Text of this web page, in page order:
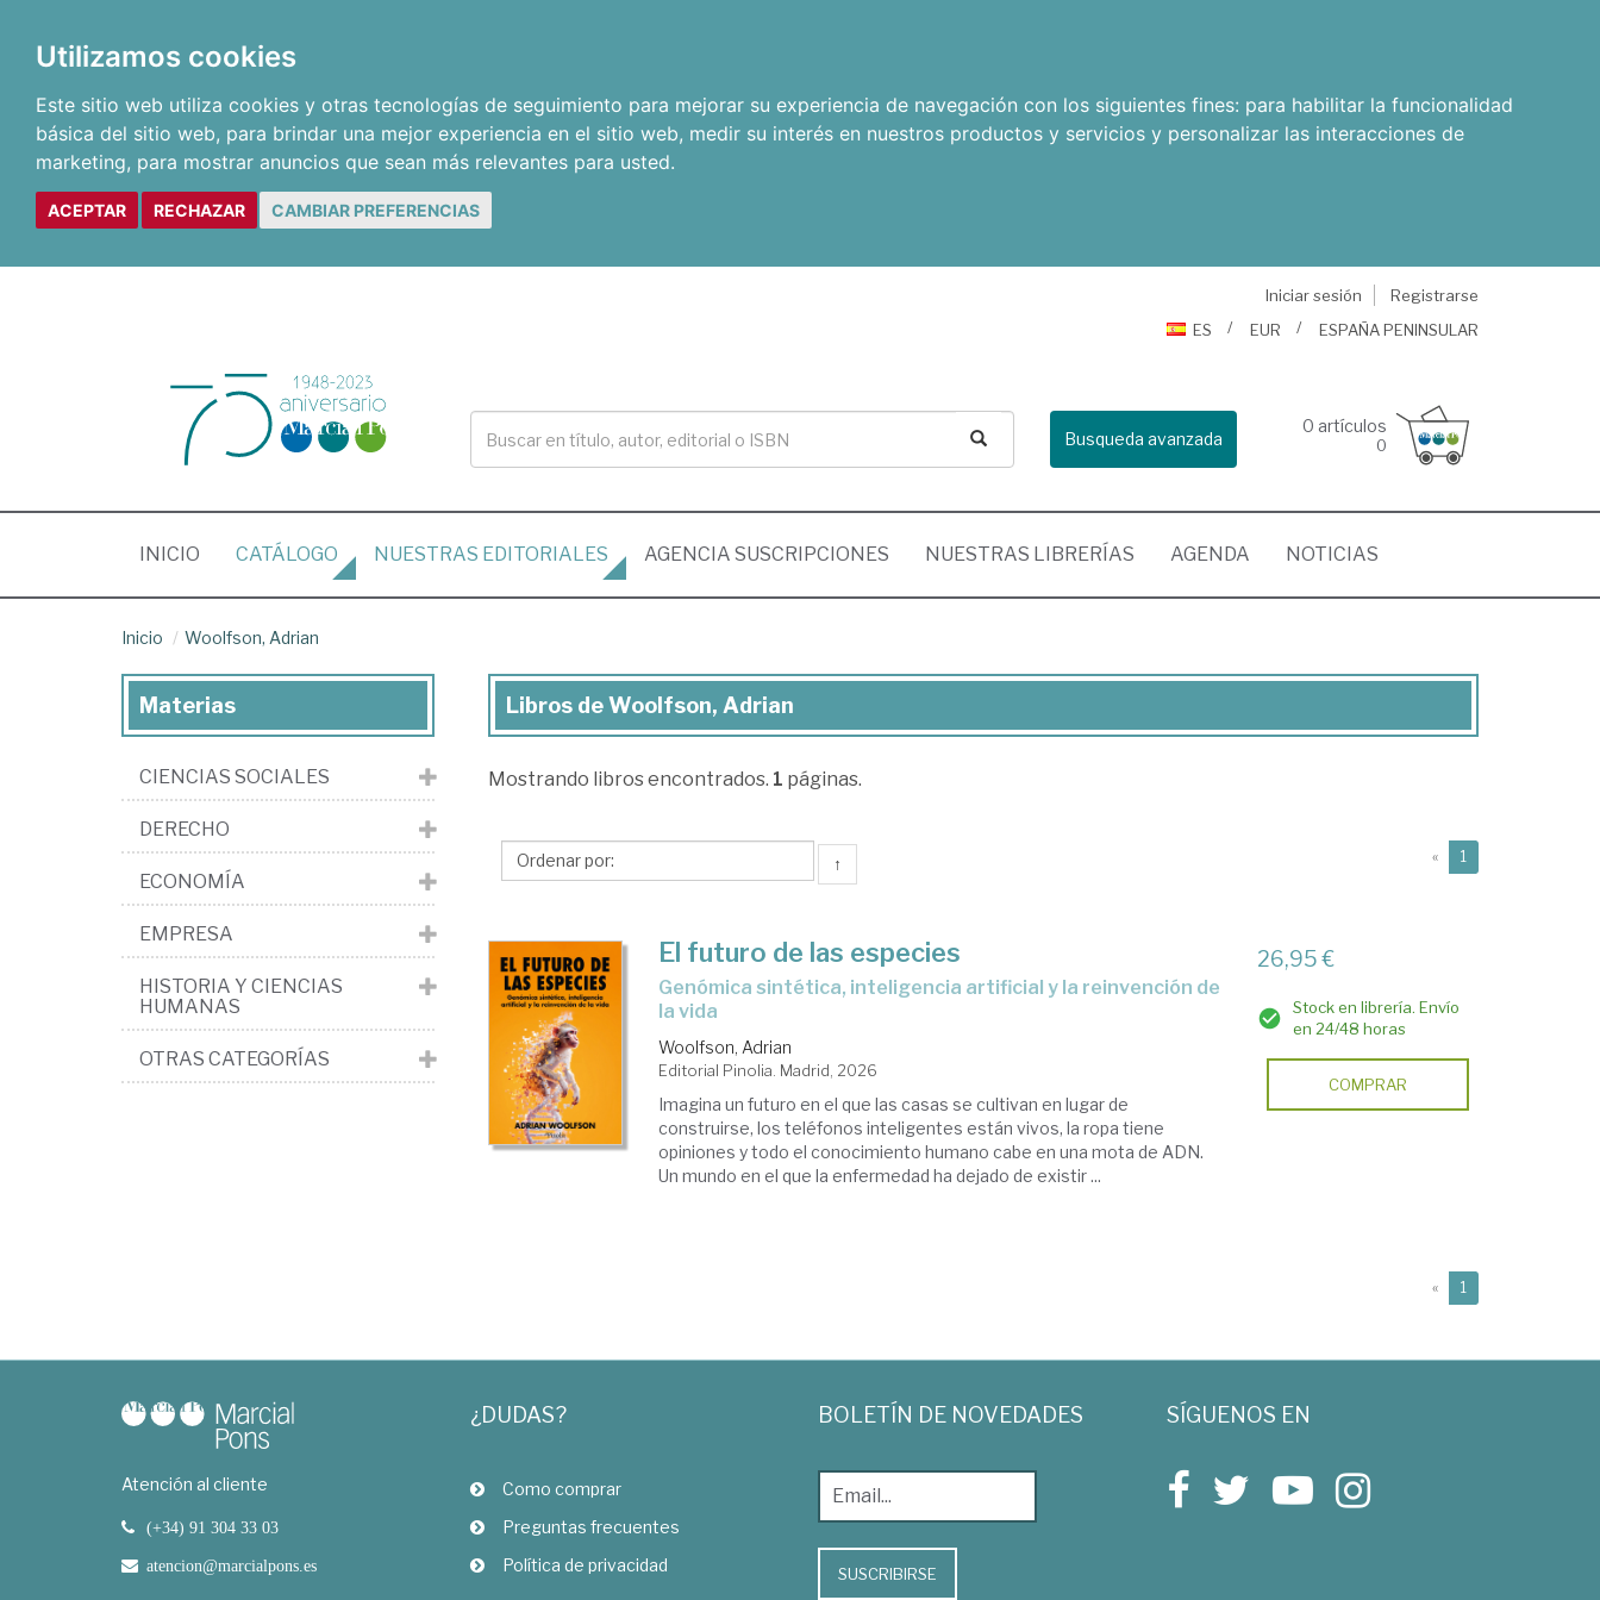
Utilizamos cookies
Este sitio web utiliza cookies y otras tecnologías de seguimiento para mejorar su experiencia de navegación con los siguientes fines: para habilitar la funcionalidad
básica del sitio web, para brindar una mejor experiencia en el sitio web, medir su interés en nuestros productos y servicios y personalizar las interacciones de
marketing, para mostrar anuncios que sean más relevantes para usted.
ACEPTAR RECHAZAR CAMBIAR PREFERENCIAS
Iniciar sesión
Registrarse
ES
EUR ESPAÑA PENINSULAR
Busqueda avanzada
0 artículos
0
INICIO (CURRENT)
CATÁLOGO NUESTRAS EDITORIALES AGENCIA SUSCRIPCIONES NUESTRAS LIBRERÍAS AGENDA NOTICIAS
Inicio Woolfson, Adrian
Libros
Woolfson,
Libros de Woolfson, Adrian
Mostrando libros encontrados. 1 páginas.
↑ « 1
El futuro de las especies
Genómica sintética, inteligencia artificial y la reinvención de
la vida
Woolfson, Adrian
Editorial Pinolia. Madrid, 2026
Imagina un futuro en el que las casas se cultivan en lugar de
construirse, los teléfonos inteligentes están vivos, la ropa tiene
opiniones y todo el conocimiento humano cabe en una mota de ADN.
Un mundo en el que la enfermedad ha dejado de existir ...
26,95 €
Stock en librería. Envío
en 24/48 horas
COMPRAR
« 1
Materias
CIENCIAS SOCIALES
DERECHO
ECONOMÍA
EMPRESA
HISTORIA Y CIENCIAS
HUMANAS
OTRAS CATEGORÍAS
Atención al cliente
(+34) 91 304 33 03
atencion@marcialpons.es
¿DUDAS?
Como comprar
Preguntas frecuentes
Política de privacidad
BOLETÍN DE NOVEDADES
SUSCRIBIRSE
SÍGUENOS EN